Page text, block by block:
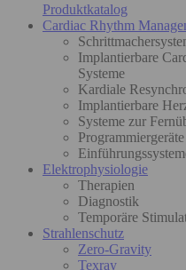
Produktkatalog
Cardiac Rhythm
Implantierbare
Systeme
Kardiale
Implantierbare
Systeme zur
Elektrophysiologie
Therapien
Diagnostik
Temporäre
Strahlenschutz
Zero-Gravity
Texray